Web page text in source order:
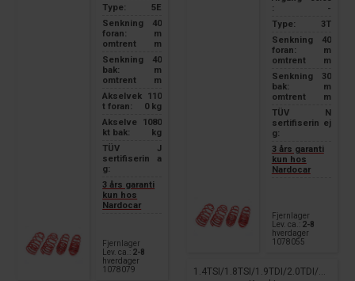
Type:
5E
Senkning
foran:
omtrent
40
m
m
Senkning
bak:
omtrent
40
m
m
Akselvek
t foran:
110
0 kg
Akselve
kt bak:
1080
kg
TÜV
sertifiserin
g:
J
a
3 års garanti
kun hos
Nardocar
Fjernlager
Lev. ca.: 2-8
hverdager
1078079
:
-
Type:
3T
Senkning
foran:
omtrent
40
m
m
Senkning
bak:
omtrent
30
m
m
TÜV
sertifiserin
g:
N
ej
3 års garanti
kun hos
Nardocar
Fjernlager
Lev. ca.:
2-8
hverdager
1078055
1.4TSI/1.8TSI/1.9TDI/2.0TDI/without